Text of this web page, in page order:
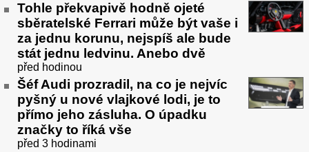
Tohle překvapivě hodně ojeté
sběratelské Ferrari může být vaše i
za jednu korunu, nejspíš ale bude
stát jednu ledvinu. Anebo dvě
před hodinou
Šéf Audi prozradil, na co je nejvíc
pyšný u nové vlajkové lodi, je to
přímo jeho zásluha. O úpadku
značky to říká vše
před 3 hodinami